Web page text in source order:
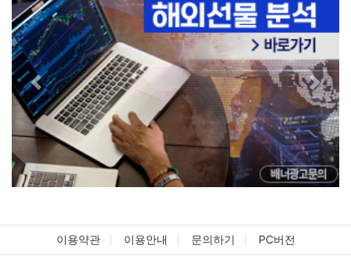
Previous Next
이용약관 이용안내 문의하기 PC버전